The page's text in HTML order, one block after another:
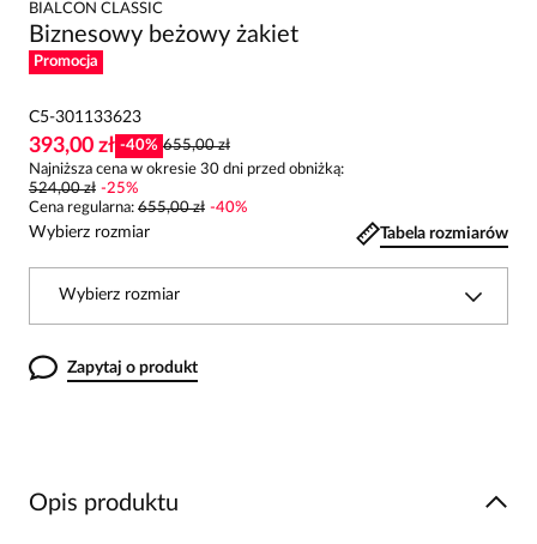
BIALCON CLASSIC
Biznesowy beżowy żakiet
Promocja
C5-301133623
393,00 zł -40% 655,00 zł
Najniższa cena w okresie 30 dni przed obniżką:
524,00 zł -25%
Cena regularna: 655,00 zł -40%
Wybierz rozmiar Tabela rozmiarów
Wybierz rozmiar
Zapytaj o produkt
Opis produktu